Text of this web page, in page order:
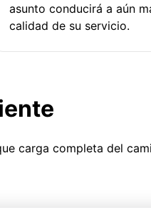
asunto conducirá a aún
calidad de su servicio.
carga completa del